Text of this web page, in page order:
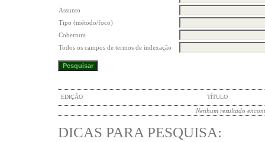
Assunto
Tipo (método/foco)
Cobertura
Todos os campos de termos de indexação
EDIÇÃO TÍTULO
Nenhum resultado
DICAS PARA PESQUISA: